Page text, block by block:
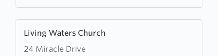
Living Waters Church
24 Miracle Drive
more
about